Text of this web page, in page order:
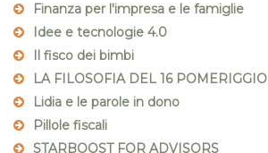
Finanza per l'impresa e le famiglie
Idee e tecnologie 4.0
Il fisco dei bimbi
LA FILOSOFIA DEL 16 POMERIGGIO
Lidia e le parole in dono
Pillole fiscali
STARBOOST FOR ADVISORS